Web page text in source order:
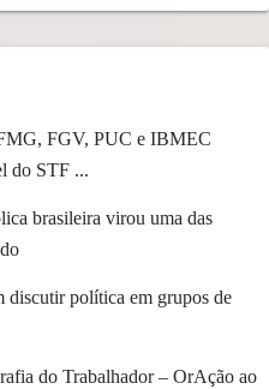
FGV, PUC e IBMEC
do STF ...
brasileira virou uma das
discutir política em grupos de
do Trabalhador – OrAção ao